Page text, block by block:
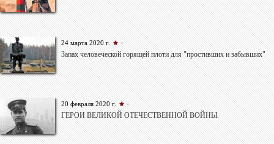
24 марта 2020 г. -
Запах человеческой горящей плоти для "простивших и забывших"
20 февраля 2020 г. -
ГЕРОИ ВЕЛИКОЙ ОТЕЧЕСТВЕННОЙ ВОЙНЫ.